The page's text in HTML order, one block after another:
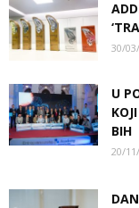
30/
U
BIH
20/